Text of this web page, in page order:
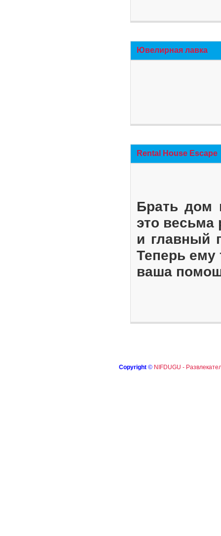
Ювелирная лавка
Rental House Escape
Брать дом
это весьма
и главный
Теперь ему
ваша
Copyright © NIFDUGU -